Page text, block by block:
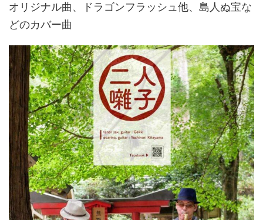
オリジナル曲、ドラゴンフラッシュ他、島人ぬ宝な
どのカバー曲